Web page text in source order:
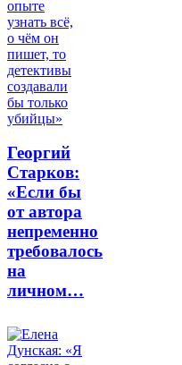
Георгий
Старков:
«Если бы
от автора
непременно
требовалось
на
личном…